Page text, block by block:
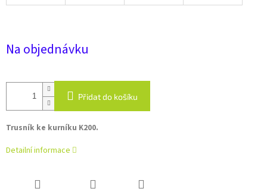
Na objednávku
Přidat do košíku
Trusník ke kurníku K200.
Detailní informace